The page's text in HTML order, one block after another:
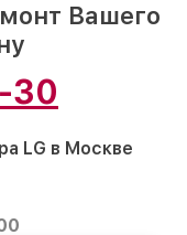
Вашего
30
LG в Москве